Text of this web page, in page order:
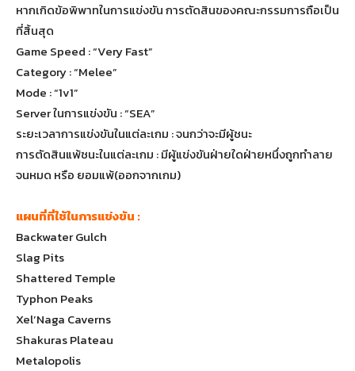
หากเกิดข้อพิพาทในการแข่งขัน การตัดสินของคณะกรรมการถือเป็น
ที่สิ้นสุด
Game Speed : “Very Fast”
Category : “Melee”
Mode : “1v1”
Server ในการแข่งขัน : “SEA”
ระยะเวลาการแข่งขันในแต่ละเกม : จนกว่าจะมีผู้ชนะ
การตัดสินแพ้ชนะในแต่ละเกม : มีผู้แข่งขันฝ่ายใดฝ่ายหนึ่งถูกทำลาย
จนหมด หรือ ยอมแพ้(ออกจากเกม)
แผนที่ที่ใช้ในการแข่งขัน :
Backwater Gulch
Slag Pits
Shattered Temple
Typhon Peaks
Xel’Naga Caverns
Shakuras Plateau
Metalopolis